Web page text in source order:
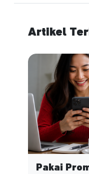
Artikel
Pakai